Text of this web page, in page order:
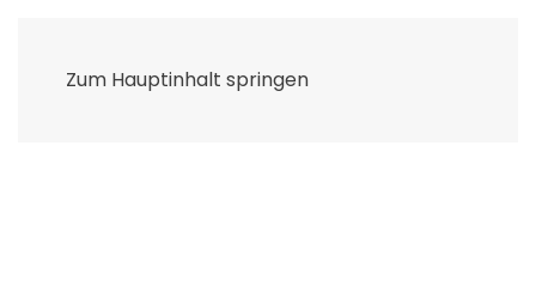
Zum Hauptinhalt springen